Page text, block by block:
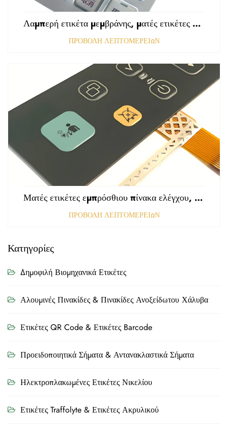
Λαμπερή ετικέτα μεμβράνης, ματές ετικέτες εμπρόσθιου πίνακα ελέγχου, ανάγλυφες ετικέτες πολυκαρβονικού, γραφικές επικαλύψεις
ΠΡΟΒΟΛΗ ΛΕΠΤΟΜΕΡΕΙΩΝ
Ματές ετικέτες εμπρόσθιου πίνακα ελέγχου, τρυπημένες με αμαυρωμένη επιφάνεια, πάχους 0,25 mm, ετικέτες από πολυκαρβονικό ή PVC
ΠΡΟΒΟΛΗ ΛΕΠΤΟΜΕΡΕΙΩΝ
Κατηγορίες
Δημοφιλή Βιομηχανικά Ετικέτες
Αλουμινές Πινακίδες & Πινακίδες Ανοξείδωτου Χάλυβα
Ετικέτες QR Code & Ετικέτες Barcode
Προειδοποιητικά Σήματα & Αντανακλαστικά Σήματα
Ηλεκτροπλακωμένες Ετικέτες Νικελίου
Ετικέτες Traffolyte & Ετικέτες Ακρυλικού